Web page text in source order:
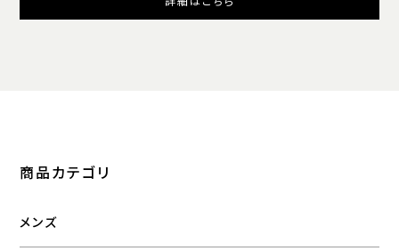
商品カテゴリ
メンズ